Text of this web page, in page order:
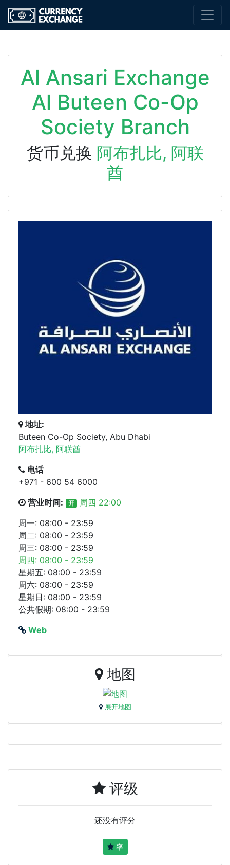
Al Ansari Exchange
Al Buteen Co-Op
Society Branch
货币兑换 阿布扎比, 阿联
酋
地址:
Buteen Co-Op Society, Abu Dhabi
阿布扎比, 阿联酋
电话
+971 - 600 54 6000
营业时间:
开
周四 22:00
周一: 08:00 - 23:59
周二: 08:00 - 23:59
周三: 08:00 - 23:59
周四: 08:00 - 23:59
星期五: 08:00 - 23:59
周六: 08:00 - 23:59
星期日: 08:00 - 23:59
公共假期: 08:00 - 23:59
Web
地图
展开地图
评级
还没有评分
率